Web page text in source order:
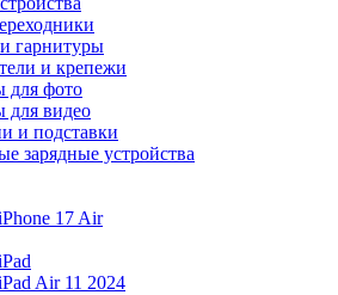
гарнитуры
и крепежи
для фото
для видео
и подставки
зарядные устройства
17 Air
Air 11 2024